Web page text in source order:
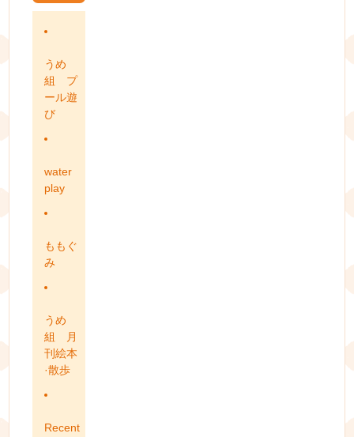
うめ
組 プ
ール遊
び
water
play
ももぐ
み
うめ
組 月
刊絵本
·散歩
Recent